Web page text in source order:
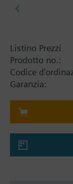
Listino Prezzi
Prodotto no.:
Codice
Garanzia: